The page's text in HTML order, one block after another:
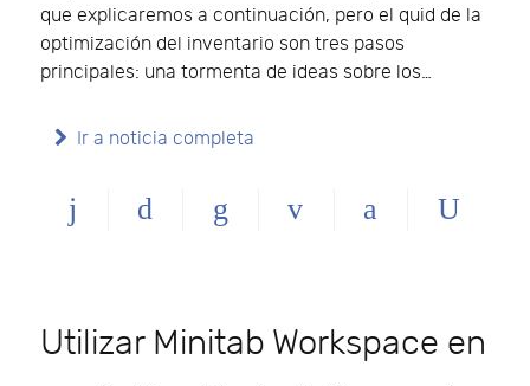
que explicaremos a continuación, pero el quid de la
optimización del inventario son tres pasos
principales: una tormenta de ideas sobre los…
Ir a noticia completa
Utilizar Minitab Workspace en